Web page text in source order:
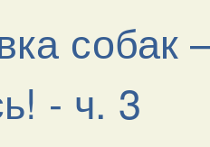
- ч. 3